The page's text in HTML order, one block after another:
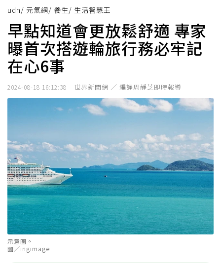
udn/ 元氣網/ 養生/ 生活智慧王
早點知道會更放鬆舒適 專家
曝首次搭遊輪旅行務必牢記
在心6事
2024-08-18 16:12:38 世界新聞網 ／ 編譯周靜芝即時報導
示意圖。
圖／ingimage